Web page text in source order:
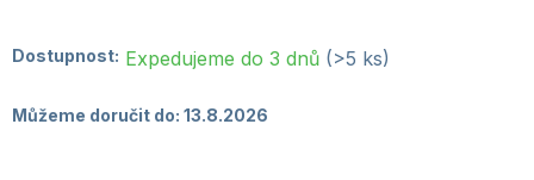
Dostupnost: Expedujeme do 3 dnů (>5 ks)
Můžeme doručit do: 13.8.2026